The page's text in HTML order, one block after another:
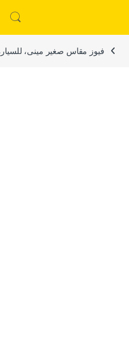
فيوز مقاس صغير مينى، للسيارة الحديثة والشاحنة مكون من 5 / 7.5 / 10 / 15/ 2(20)